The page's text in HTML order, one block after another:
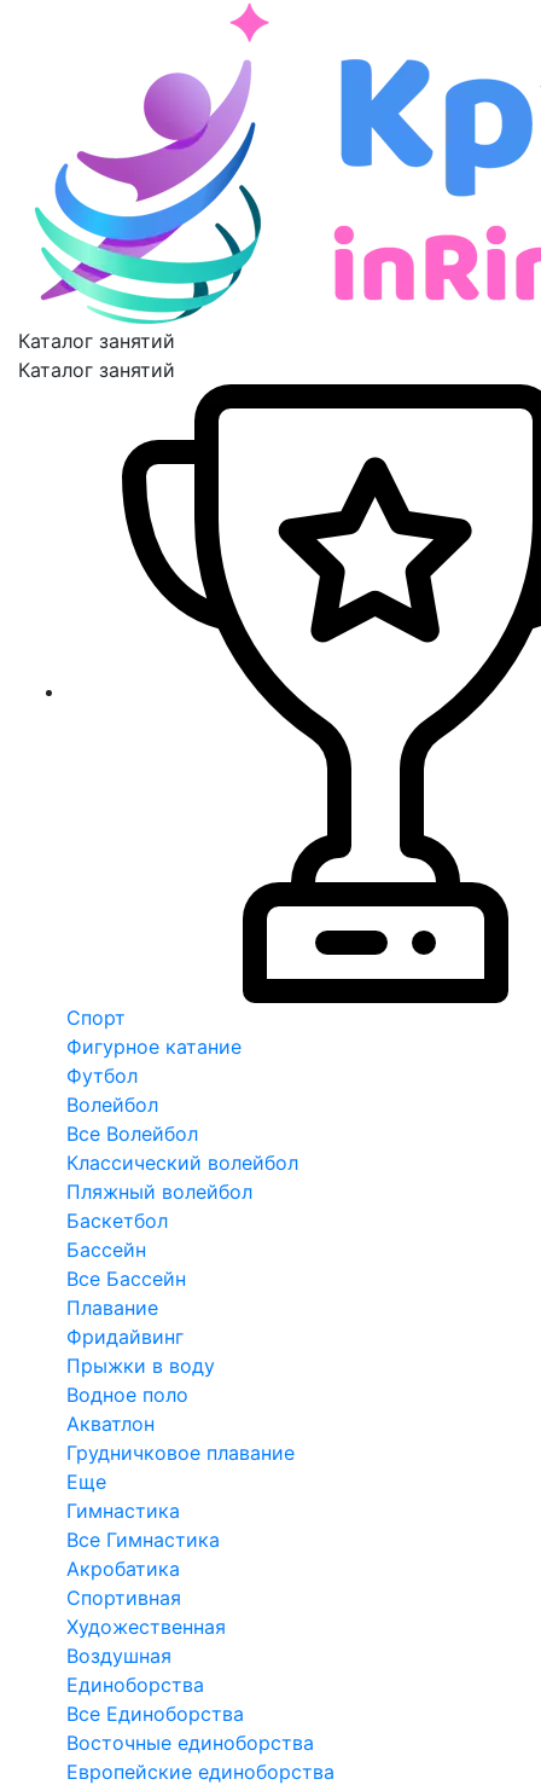
Каталог занятий
Каталог занятий
Спорт
Фигурное катание
Футбол
Волейбол
Все Волейбол
Классический волейбол
Пляжный волейбол
Баскетбол
Бассейн
Все Бассейн
Плавание
Фридайвинг
Прыжки в воду
Водное поло
Акватлон
Грудничковое плавание
Еще
Гимнастика
Все Гимнастика
Акробатика
Спортивная
Художественная
Воздушная
Единоборства
Все Единоборства
Восточные единоборства
Европейские единоборства